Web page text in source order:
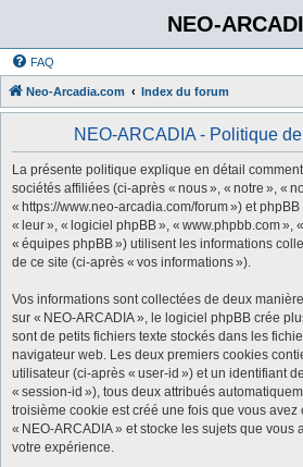
NEO-
FAQ
Neo-Arcadia.com Index du forum
NEO-ARCADIA - Politique
La présente politique explique en détail
sociétés affiliées (ci-après « nous », « notre », «
« https://www.neo-arcadia.com/forum ») et
« leur », « logiciel phpBB », « www.phpbb.com »,
« équipes phpBB ») utilisent les informations
de ce site (ci-après « vos informations »).
Vos informations sont collectées de deux
sur « NEO-ARCADIA », le logiciel phpBB crée
sont de petits fichiers texte stockés dans les
navigateur web. Les deux premiers cookies
utilisateur (ci-après « user-id ») et un identifiant
« session-id »), tous deux attribués
troisième cookie est créé une fois que vous avez
« NEO-ARCADIA » et stocke les sujets que vous
votre expérience.